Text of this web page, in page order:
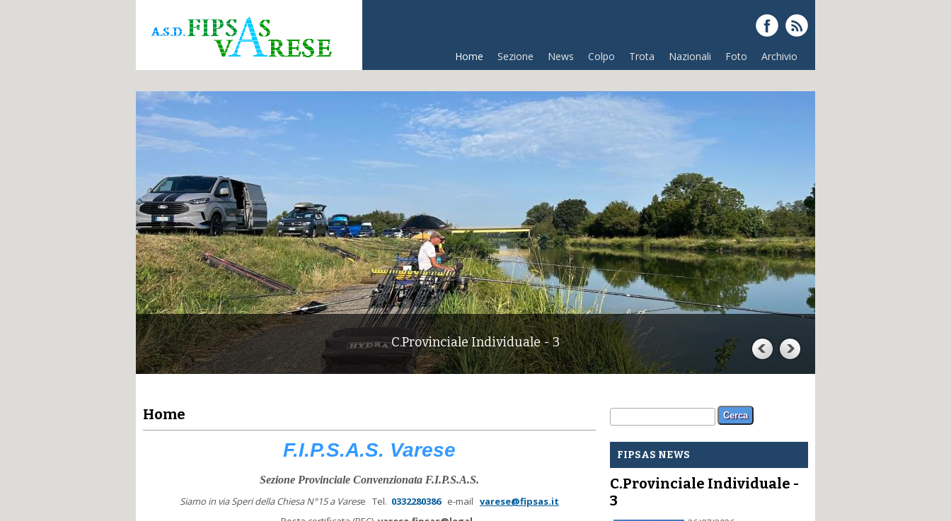
Home Sezione News Colpo Trota Nazionali Foto Archivio
C.Provinciale Individuale - 3
Home
F.I.P.S.A.S. Varese
Sezione Provinciale Convenzionata F.I.P.S.A.S.
Siamo in via Speri della Chiesa N°15 a Varese Tel. 0332280386 e-mail varese@fipsas.it
Form di ricerca
Cerca
FIPSAS NEWS
C.Provinciale Individuale -
3